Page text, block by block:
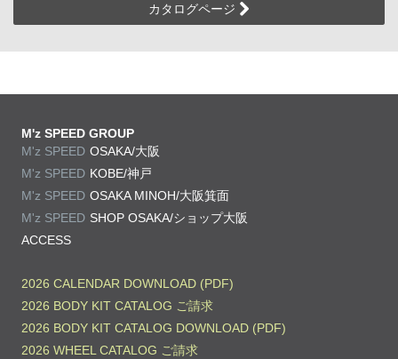
カタログページ
M'z SPEED GROUP
M'z SPEED OSAKA/大阪
M'z SPEED KOBE/神戸
M'z SPEED OSAKA MINOH/大阪箕面
M'z SPEED SHOP OSAKA/ショップ大阪
ACCESS
2026 CALENDAR DOWNLOAD (PDF)
2026 BODY KIT CATALOG ご請求
2026 BODY KIT CATALOG DOWNLOAD (PDF)
2026 WHEEL CATALOG ご請求